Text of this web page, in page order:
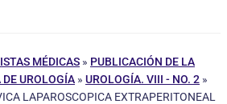
MÉDICAS » PUBLICACIÓN DE LA
UROLOGÍA » UROLOGÍA. VIII - NO. 2 »
LAPAROSCOPICA EXTRAPERITONEAL